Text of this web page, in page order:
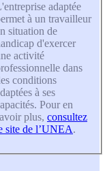
adaptée
à un travailleur
situation de
d'exercer
activité
dans
conditions
à ses
Pour en
plus, consultez
site de l’UNEA.